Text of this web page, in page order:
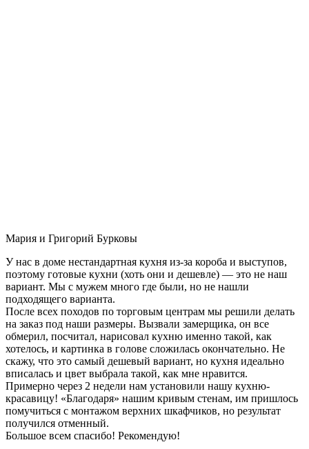
Мария и Григорий Бурковы
У нас в доме нестандартная кухня из-за короба и выступов,
поэтому готовые кухни (хоть они и дешевле) — это не наш
вариант. Мы с мужем много где были, но не нашли
подходящего варианта.
После всех походов по торговым центрам мы решили делать
на заказ под наши размеры. Вызвали замерщика, он все
обмерил, посчитал, нарисовал кухню именно такой, как
хотелось, и картинка в голове сложилась окончательно. Не
скажу, что это самый дешевый вариант, но кухня идеально
вписалась и цвет выбрала такой, как мне нравится.
Примерно через 2 недели нам установили нашу кухню-
красавицу! «Благодаря» нашим кривым стенам, им пришлось
помучиться с монтажом верхних шкафчиков, но результат
получился отменный.
Большое всем спасибо! Рекомендую!